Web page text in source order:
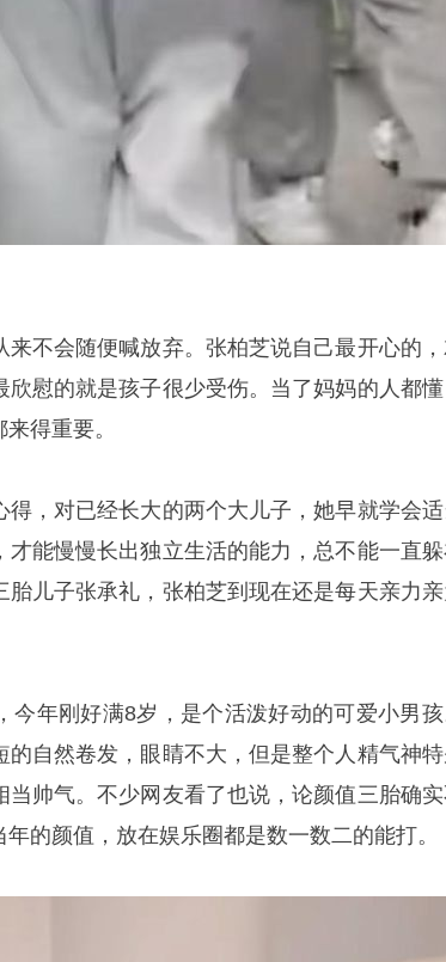
不会随便喊放弃。张柏芝说自己最开心的
慰的就是孩子很少受伤。当了妈妈的人都
得重要。
，对已经长大的两个大儿子，她早就学会
能慢慢长出独立生活的能力，总不能一直
儿子张承礼，张柏芝到现在还是每天亲力
今年刚好满8岁，是个活泼好动的可爱小男
自然卷发，眼睛不大，但是整个人精气神
帅气。不少网友看了也说，论颜值三胎确
的颜值，放在娱乐圈都是数一数二的能打。